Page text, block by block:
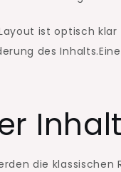
ist optisch
des
die